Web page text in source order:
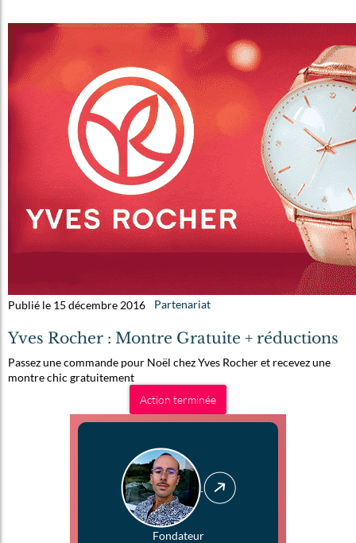
Publié le 15 décembre 2016 Partenariat
Yves Rocher : Montre Gratuite + réductions
Passez une commande pour Noël chez Yves Rocher et recevez une
montre chic gratuitement
Action terminée
Fondateur